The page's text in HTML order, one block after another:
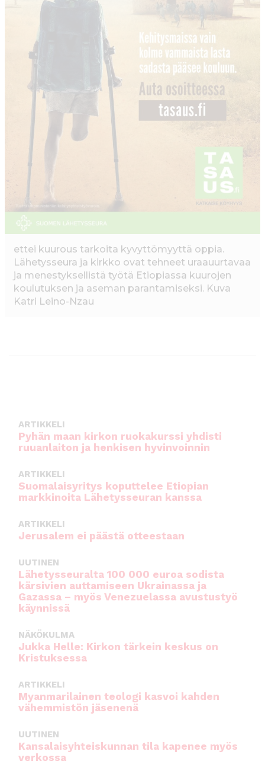
ettei kuurous tarkoita kyvyttömyyttä oppia.
Lähetysseura ja kirkko ovat tehneet uraauurtavaa
ja menestyksellistä työtä Etiopiassa kuurojen
koulutuksen ja aseman parantamiseksi. Kuva
Katri Leino-Nzau
ARTIKKELI
Pyhän maan kirkon ruokakurssi yhdisti
ruuanlaiton ja henkisen hyvinvoinnin
ARTIKKELI
Suomalaisyritys koputtelee Etiopian
markkinoita Lähetysseuran kanssa
ARTIKKELI
Jerusalem ei päästä otteestaan
UUTINEN
Lähetysseuralta 100 000 euroa sodista
kärsivien auttamiseen Ukrainassa ja
Gazassa – myös Venezuelassa avustustyö
käynnissä
NÄKÖKULMA
Jukka Helle: Kirkon tärkein keskus on
Kristuksessa
ARTIKKELI
Myanmarilainen teologi kasvoi kahden
vähemmistön jäsenenä
UUTINEN
Kansalaisyhteiskunnan tila kapenee myös
verkossa